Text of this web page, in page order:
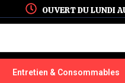
OUVERT DU LUNDI
Entretien & Consommables